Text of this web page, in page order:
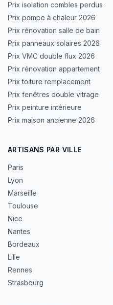
Prix isolation combles perdus
Prix pompe à chaleur 2026
Prix rénovation salle de bain
Prix panneaux solaires 2026
Prix VMC double flux 2026
Prix rénovation appartement
Prix toiture remplacement
Prix fenêtres double vitrage
Prix peinture intérieure
Prix maison ancienne 2026
ARTISANS PAR VILLE
Paris
Lyon
Marseille
Toulouse
Nice
Nantes
Bordeaux
Lille
Rennes
Strasbourg